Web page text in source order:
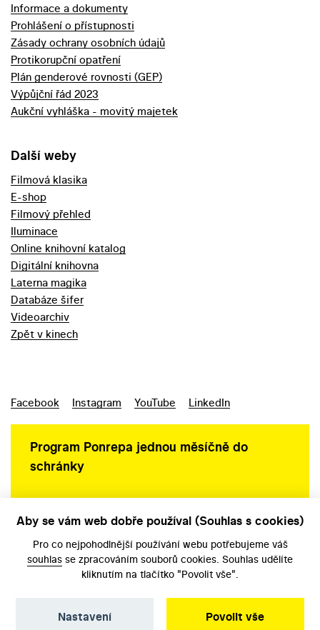
Informace a dokumenty
Prohlášení o přístupnosti
Zásady ochrany osobních údajů
Protikorupční opatření
Plán genderové rovnosti (GEP)
Výpůjční řád 2023
Aukční vyhláška - movitý majetek
Další weby
Filmová klasika
E-shop
Filmový přehled
Iluminace
Online knihovní katalog
Digitální knihovna
Laterna magika
Databáze šifer
Videoarchiv
Zpět v kinech
Facebook Instagram YouTube LinkedIn
Program Ponrepa jednou měsíčně do
schránky
Aby se vám web dobře používal (Souhlas s cookies)
Pro co nejpohodlnější používání webu potřebujeme váš
souhlas se zpracováním souborů cookies. Souhlas udělíte
kliknutím na tlačítko "Povolit vše".
Povolit vše
Nastavení